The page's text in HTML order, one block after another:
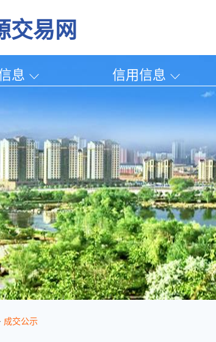
交易网
息 信用信息
成交公示